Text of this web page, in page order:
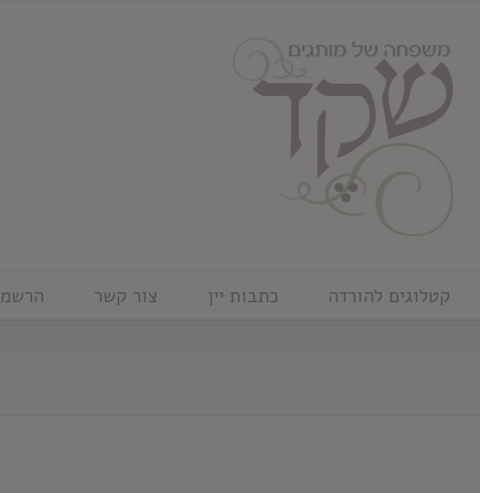
קטלוגים להורדה כתבות יין צור קשר